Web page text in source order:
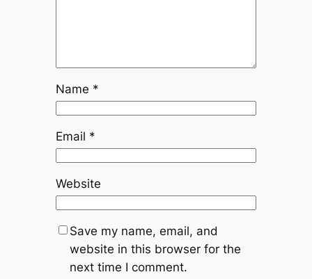
Name *
Email *
Website
Save my name, email, and
website in this browser for the
next time I comment.